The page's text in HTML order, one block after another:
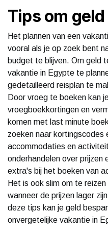
Tips om
Het plannen van een
vooral als je op zoek bent
budget te blijven. Om geld
vakantie in Egypte te
gedetailleerd reisplan te
Door vroeg te boeken kan
vroegboekkortingen en
komen met last minute
zoeken naar kortingscodes
accommodaties en
onderhandelen over prijzen
extra's bij het boeken van
Het is ook slim om te
wanneer de prijzen lager
deze tips kan je geld
onvergetelijke vakantie in